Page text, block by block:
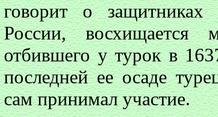
говорит о
России, восхищается
отбившего у турок в
последней ее осаде
сам принимал участие.